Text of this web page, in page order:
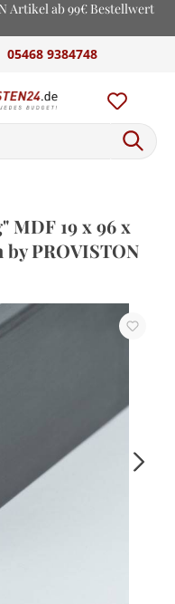
Artikel ab 99€ Bestellwert
05468 9384748
MDF 19 x 96 x
PROVISTON